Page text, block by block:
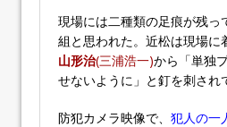
現場には二種類の足痕が残っ
組と思われた。近松は現場に
山形治(三浦浩一)から「単独
せないように」と釘を刺され
防犯カメラ映像で、 犯人の一